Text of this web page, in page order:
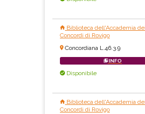
Biblioteca dell'Accademia dei
Concordi di Rovigo
Concordiana L.46.3.9
INFO
Disponibile
Biblioteca dell'Accademia dei
Concordi di Rovigo